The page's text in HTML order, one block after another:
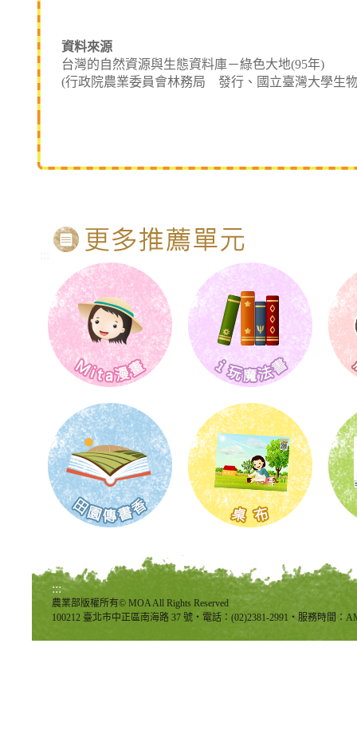
資料來源
台灣的自然資源與生態資料庫－綠色大地(95年)
(行政院農業委員會林務局 發行、國立臺灣大學生
:::
農業部版權所有© MOA All Rights Reserved
100212 臺北市中正區南海路 37 號‧電話：(02)2381-2991‧服務時間：